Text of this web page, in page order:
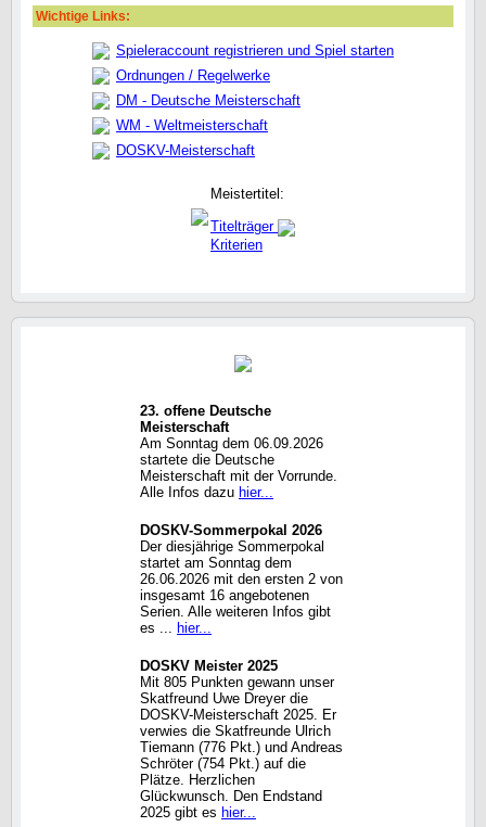
Wichtige Links:
Spieleraccount registrieren und Spiel starten
Ordnungen / Regelwerke
DM - Deutsche Meisterschaft
WM - Weltmeisterschaft
DOSKV-Meisterschaft
Meistertitel:
Titelträger
Kriterien
23. offene Deutsche
Meisterschaft
Am Sonntag dem 06.09.2026
startete die Deutsche
Meisterschaft mit der Vorrunde.
Alle Infos dazu hier...
DOSKV-Sommerpokal 2026
Der diesjährige Sommerpokal
startet am Sonntag dem
26.06.2026 mit den ersten 2 von
insgesamt 16 angebotenen
Serien. Alle weiteren Infos gibt
es ... hier...
DOSKV Meister 2025
Mit 805 Punkten gewann unser
Skatfreund Uwe Dreyer die
DOSKV-Meisterschaft 2025. Er
verwies die Skatfreunde Ulrich
Tiemann (776 Pkt.) und Andreas
Schröter (754 Pkt.) auf die
Plätze. Herzlichen
Glückwunsch. Den Endstand
2025 gibt es hier...